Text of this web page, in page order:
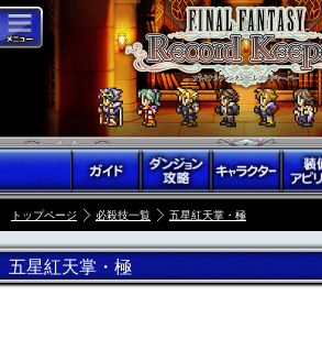
トップページ 必殺技一覧 五星紅天掌・極
五星紅天掌・極